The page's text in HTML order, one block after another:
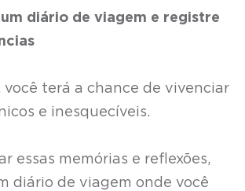
diário de viagem e registre
você terá a chance de vivenciar
e inesquecíveis.
essas memórias e reflexões,
diário de viagem onde você